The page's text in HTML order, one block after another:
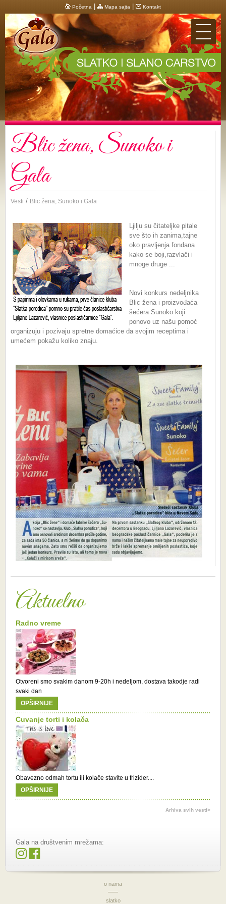
Početna Mapa sajta Kontakt
Blic žena, Sunoko i
Gala
Vesti / Blic žena, Sunoko i Gala
Ljilju su čitateljke pitale
sve što ih zanima,tajne
oko pravljenja fondana
kako se boji,razvlači i
mnoge druge ...
Novi konkurs nedeljnika
Blic žena i proizvođaća
šećera Sunoko koji
ponovo uz našu pomoć
organizuju i pozivaju spretne domaćice da svojim receptima i
umećem pokažu koliko znaju.
Aktuelno
Radno vreme
Otvoreni smo svakim danom 9-20h i nedeljom, dostava takodje radi
svaki dan
OPŠIRNIJE
Čuvanje torti i kolača
Obavezno odmah tortu ili kolače stavite u frizider....
OPŠIRNIJE
Arhiva svih vesti>
Gala na društvenim mrežama:
o nama
slatko